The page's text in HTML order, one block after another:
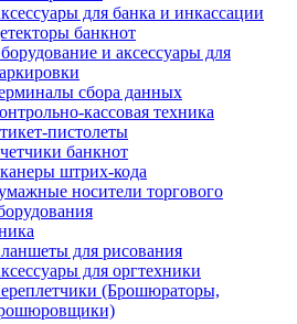
для банка и инкассации
банкнот
и аксессуары для
сбора данных
кассовая техника
пистолеты
банкнот
штрих-кода
носители торгового
для рисования
для оргтехники
(Брошюраторы,